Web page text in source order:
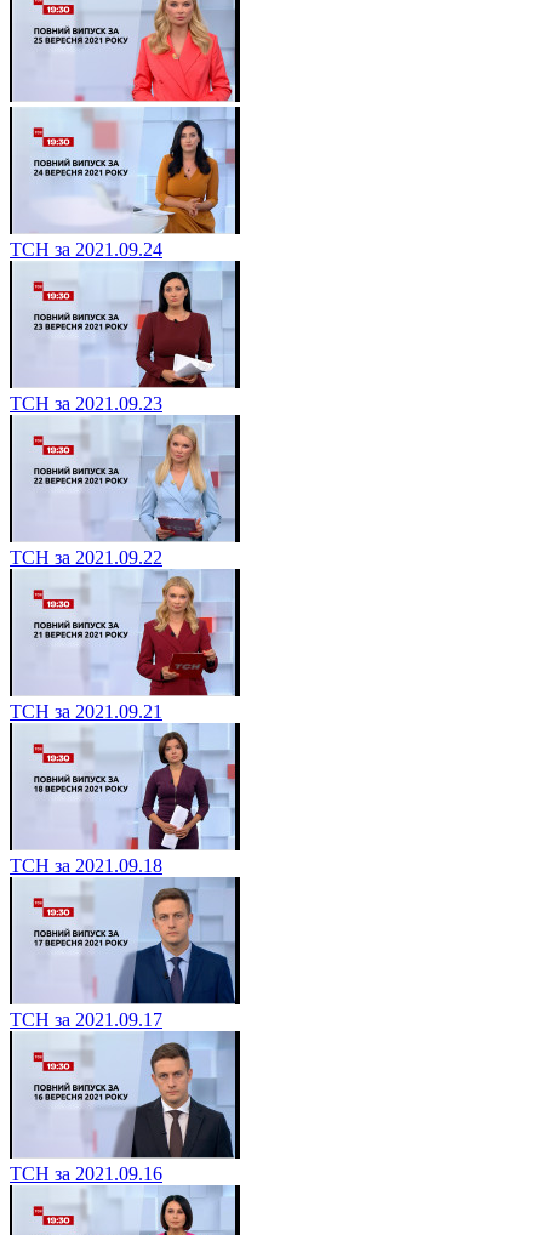
ТСН за 2021.09.27
ТСН за 2021.09.24
ТСН за 2021.09.23
ТСН за 2021.09.22
ТСН за 2021.09.21
ТСН за 2021.09.18
ТСН за 2021.09.17